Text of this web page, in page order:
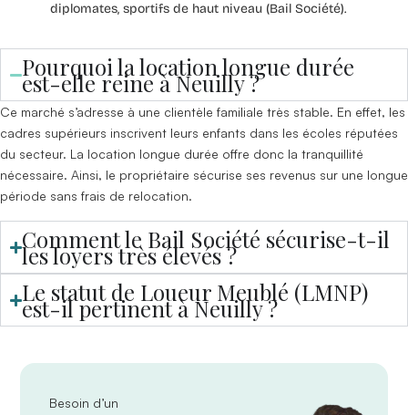
diplomates, sportifs de haut niveau (Bail Société).
Pourquoi la location longue durée
est-elle reine à Neuilly ?
Ce marché s’adresse à une clientèle familiale très stable. En effet, les
cadres supérieurs inscrivent leurs enfants dans les écoles réputées
du secteur. La location longue durée offre donc la tranquillité
nécessaire. Ainsi, le propriétaire sécurise ses revenus sur une longue
période sans frais de relocation.
Comment le Bail Société sécurise-t-il
les loyers très élevés ?
Le statut de Loueur Meublé (LMNP)
est-il pertinent à Neuilly ?
Besoin d’un